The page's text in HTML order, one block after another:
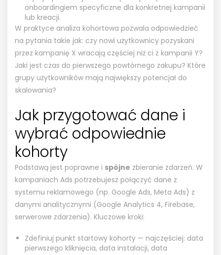
onboardingiem specyficzne dla konkretnej kampanii
lub kreacji.
W praktyce analiza kohortowa pozwala odpowiedzieć
na pytania takie jak: czy nowi użytkownicy pozyskani
przez kampanię X wracają częściej niż ci z kampanii Y?
Jaki jest czas do pierwszego powtórnego zakupu? Które
grupy użytkowników mają największy potencjał do
skalowania?
Jak przygotować dane i
wybrać odpowiednie
kohorty
Podstawą jest poprawne i spójne zbieranie zdarzeń. W
kampaniach Ads potrzebujesz połączyć dane z
systemu reklamowego (np. Google Ads, Meta Ads) z
danymi analitycznymi (Google Analytics 4, Firebase,
serwerowe zdarzenia). Kluczowe kroki:
Zdefiniuj punkt startowy kohorty — najczęściej: data
pierwszego kliknięcia, data instalacji, data